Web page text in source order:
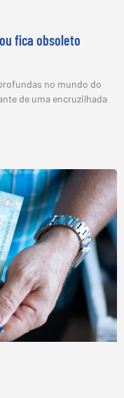
fica obsoleto
no mundo do
de uma encruzilhada